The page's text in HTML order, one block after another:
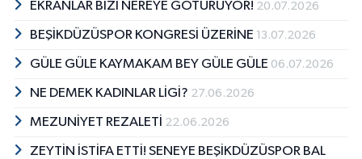
EKRANLAR BİZİ NEREYE GÖTÜRÜYOR! 20.07.2026
BEŞİKDÜZÜSPOR KONGRESİ ÜZERİNE 13.07.2026
GÜLE GÜLE KAYMAKAM BEY GÜLE GÜLE 06.07.2026
NE DEMEK KADINLAR LİGİ? 27.06.2026
MEZUNİYET REZALETİ 22.06.2026
ZEYTİN İSTİFA ETTİ! SENEYE BEŞİKDÜZÜSPOR BAL